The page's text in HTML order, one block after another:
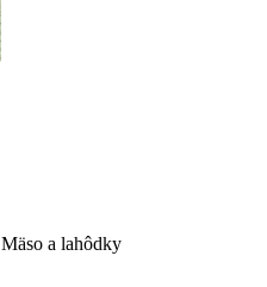
Mäso a lahôdky